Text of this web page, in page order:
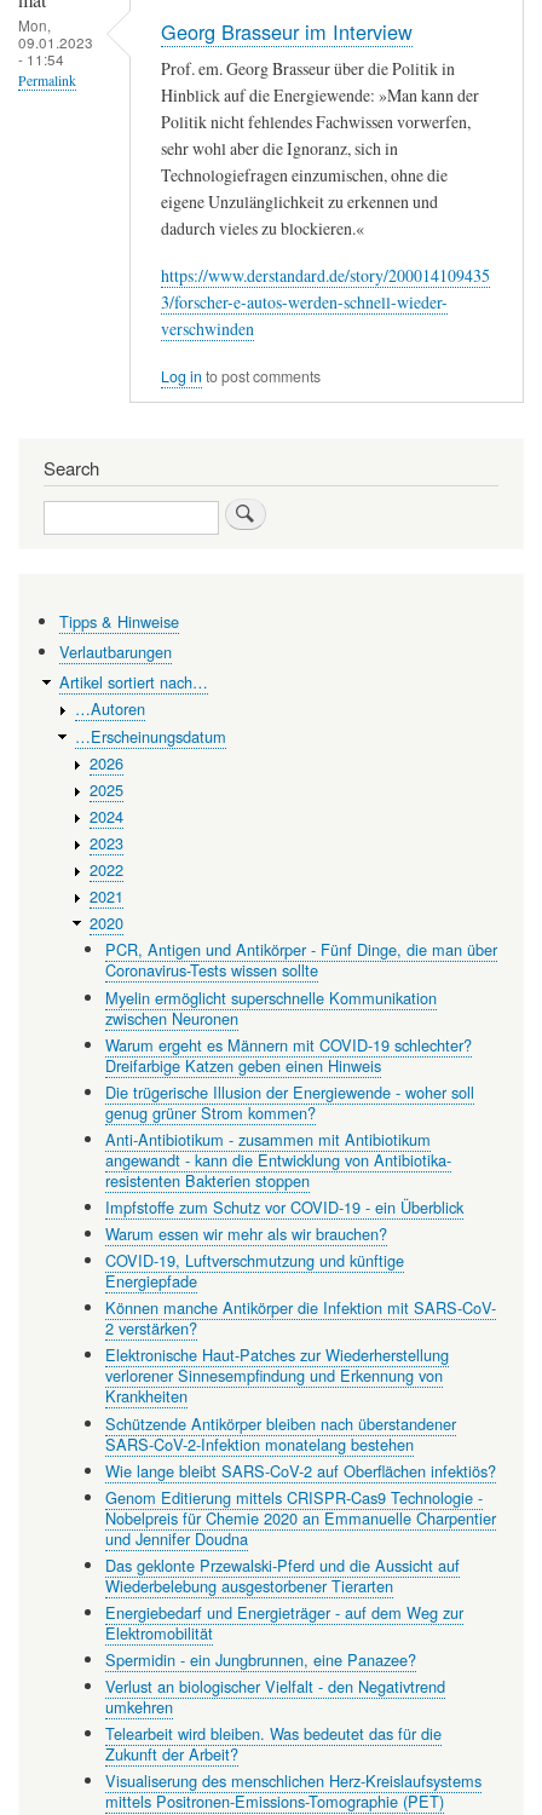
Energieträger
-
auf
Elektromobilität
Mon,
09.01.2023
- 11:54
Permalink
Georg Brasseur im Interview
Prof. em. Georg Brasseur über die Politik in
Hinblick auf die Energiewende: »Man kann der
Politik nicht fehlendes Fachwissen vorwerfen,
sehr wohl aber die Ignoranz, sich in
Technologiefragen einzumischen, ohne die
eigene Unzulänglichkeit zu erkennen und
dadurch vieles zu blockieren.«
https://www.derstandard.de/story/200014109435
3/forscher-e-autos-werden-schnell-wieder-
verschwinden
Log in to post comments
Search
Search
Tipps & Hinweise
Verlautbarungen
Artikel sortiert nach…
…Autoren
…Erscheinungsdatum
2026
2025
2024
2023
2022
2021
2020
PCR, Antigen und Antikörper - Fünf Dinge, die man über
Coronavirus-Tests wissen sollte
Myelin ermöglicht superschnelle Kommunikation
zwischen Neuronen
Warum ergeht es Männern mit COVID-19 schlechter?
Dreifarbige Katzen geben einen Hinweis
Die trügerische Illusion der Energiewende - woher soll
genug grüner Strom kommen?
Anti-Antibiotikum - zusammen mit Antibiotikum
angewandt - kann die Entwicklung von Antibiotika-
resistenten Bakterien stoppen
Impfstoffe zum Schutz vor COVID-19 - ein Überblick
Warum essen wir mehr als wir brauchen?
COVID-19, Luftverschmutzung und künftige
Energiepfade
Können manche Antikörper die Infektion mit SARS-CoV-
2 verstärken?
Elektronische Haut-Patches zur Wiederherstellung
verlorener Sinnesempfindung und Erkennung von
Krankheiten
Schützende Antikörper bleiben nach überstandener
SARS-CoV-2-Infektion monatelang bestehen
Wie lange bleibt SARS-CoV-2 auf Oberflächen infektiös?
Genom Editierung mittels CRISPR-Cas9 Technologie -
Nobelpreis für Chemie 2020 an Emmanuelle Charpentier
und Jennifer Doudna
Das geklonte Przewalski-Pferd und die Aussicht auf
Wiederbelebung ausgestorbener Tierarten
Energiebedarf und Energieträger - auf dem Weg zur
Elektromobilität
Spermidin - ein Jungbrunnen, eine Panazee?
Verlust an biologischer Vielfalt - den Negativtrend
umkehren
Telearbeit wird bleiben. Was bedeutet das für die
Zukunft der Arbeit?
Visualiserung des menschlichen Herz-Kreislaufsystems
mittels Positronen-Emissions-Tomographie (PET)